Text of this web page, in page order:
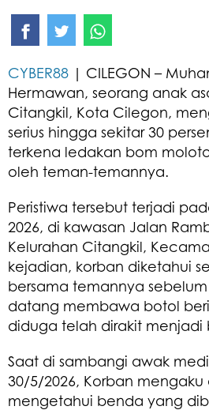
CYBER88 | CILEGON –
Hermawan, seorang anak
Citangkil, Kota Cilegon,
serius hingga sekitar 30
terkena ledakan bom
oleh teman-temannya.
Peristiwa tersebut terjadi
2026, di kawasan Jalan
Kelurahan Citangkil,
kejadian, korban diketahui
bersama temannya
datang membawa botol
diduga telah dirakit menjadi
Saat di sambangi awak
30/5/2026, Korban
mengetahui benda yang